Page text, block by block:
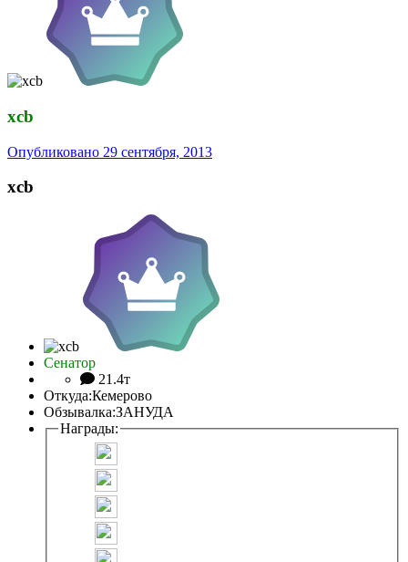
xcb
Опубликовано 29 сентября, 2013
xcb
Сенатор
21.4т
Откуда:Кемерово
Обзывалка:ЗАНУДА
Награды: